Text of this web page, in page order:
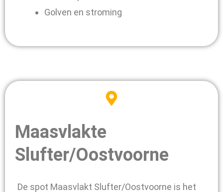
Golven en stroming
Maasvlakte
Slufter/Oostvoorne
De spot Maasvlakt Slufter/Oostvoorne is het